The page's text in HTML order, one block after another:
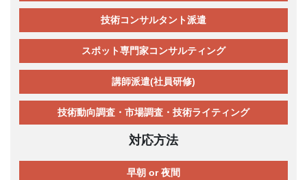
技術コンサルタント派遣
スポット専門家コンサルティング
講師派遣(社員研修)
技術動向調査・市場調査・技術ライティング
対応方法
早朝 or 夜間